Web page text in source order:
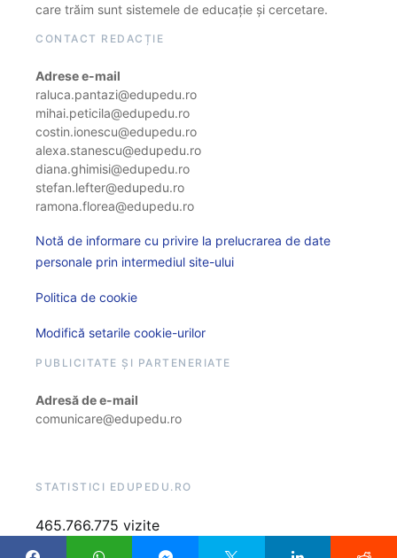
care trăim sunt sistemele de educație și cercetare.
CONTACT REDACȚIE
Adrese e-mail
raluca.pantazi@edupedu.ro
mihai.peticila@edupedu.ro
costin.ionescu@edupedu.ro
alexa.stanescu@edupedu.ro
diana.ghimisi@edupedu.ro
stefan.lefter@edupedu.ro
ramona.florea@edupedu.ro
Notă de informare cu privire la prelucrarea de date
personale prin intermediul site-ului
Politica de cookie
Modifică setarile cookie-urilor
PUBLICITATE ȘI PARTENERIATE
Adresă de e-mail
comunicare@edupedu.ro
STATISTICI EDUPEDU.RO
465.766.775 vizite